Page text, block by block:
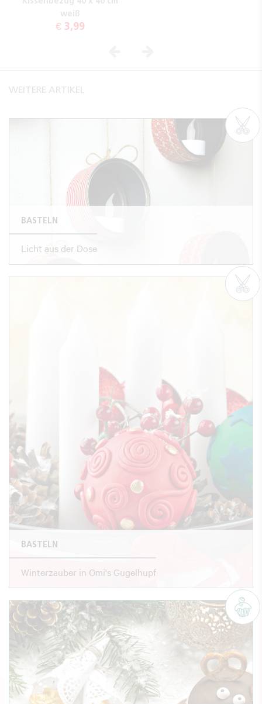
weiß
€ 3,99
WEITERE ARTIKEL
BASTELN
Licht aus der Dose
BASTELN
Winterzauber in Omi's Gugelhupf